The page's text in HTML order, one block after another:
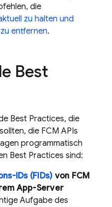
die
zu halten und
entfernen.
Best
Best Practices, die
die FCM APIs
programmatisch
Best Practices sind:
IDs (FIDs) von FCM
App-Server
Aufgabe des